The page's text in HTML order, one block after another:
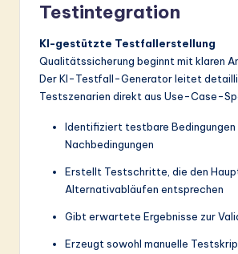
Testintegration
KI-gestützte Testfallerstellung
Qualitätssicherung beginnt mit klaren
Der KI-Testfall-Generator leitet
Testszenarien direkt aus Use-Case-
Identifiziert testbare Bedingungen
Nachbedingungen
Erstellt Testschritte, die den
Alternativabläufen entsprechen
Gibt erwartete Ergebnisse zur
Erzeugt sowohl manuelle